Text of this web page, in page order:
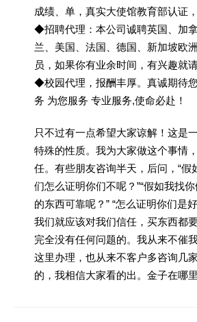
成绩、单，真实大使馆教育部认证，
◆招聘代理：本公司诚聘英国、加
兰、美国、法国、德国、新加坡欧
员，如果你有业余时间，有兴趣就
◆校园代理，报酬丰厚。真诚期待
务 为您服务 专业服务,使命必赴！
只不过有一点希望大家谅解！这是
特殊的性质。我为大家做这个事情
任。有些朋友咨询半天，后问，“假
们怎么证明你们不呢？”“假如我找
的东西可靠呢？” “怎么证明你们是
我们就应该对我们信任，买东西都
完全没有任何问题的。我从来不催
这里办理，也从来不客户多咨询几
的，我相信大家看的出。金子在哪